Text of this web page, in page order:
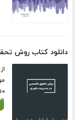
دانلود کتاب روش